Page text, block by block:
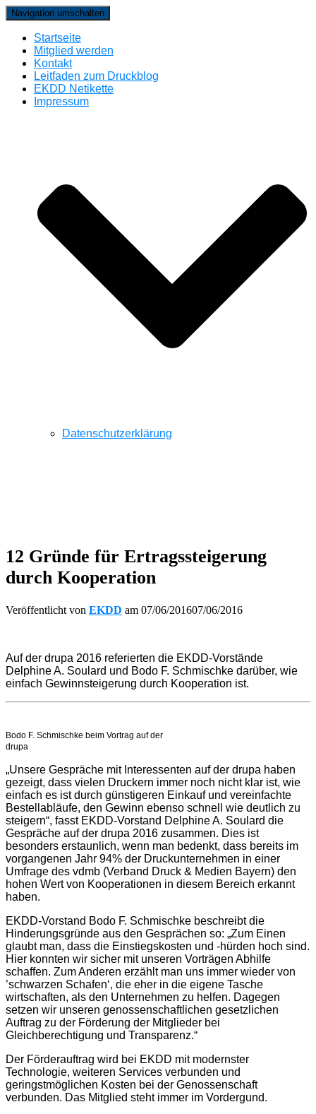
Navigation umschalten
Startseite
Mitglied werden
Kontakt
Leitfaden zum Druckblog
EKDD Netikette
Impressum
Datenschutzerklärung
12 Gründe für Ertragssteigerung
durch Kooperation
Veröffentlicht von EKDD am 07/06/201607/06/2016
Auf der drupa 2016 referierten die EKDD-Vorstände
Delphine A. Soulard und Bodo F. Schmischke darüber, wie
einfach Gewinnsteigerung durch Kooperation ist.
Bodo F. Schmischke beim Vortrag auf der
drupa
„Unsere Gespräche mit Interessenten auf der drupa haben
gezeigt, dass vielen Druckern immer noch nicht klar ist, wie
einfach es ist durch günstigeren Einkauf und vereinfachte
Bestellabläufe, den Gewinn ebenso schnell wie deutlich zu
steigern“, fasst EKDD-Vorstand Delphine A. Soulard die
Gespräche auf der drupa 2016 zusammen. Dies ist
besonders erstaunlich, wenn man bedenkt, dass bereits im
vorgangenen Jahr 94% der Druckunternehmen in einer
Umfrage des vdmb (Verband Druck & Medien Bayern) den
hohen Wert von Kooperationen in diesem Bereich erkannt
haben.
EKDD-Vorstand Bodo F. Schmischke beschreibt die
Hinderungsgründe aus den Gesprächen so: „Zum Einen
glaubt man, dass die Einstiegskosten und -hürden hoch sind.
Hier konnten wir sicher mit unseren Vorträgen Abhilfe
schaffen. Zum Anderen erzählt man uns immer wieder von
’schwarzen Schafen‘, die eher in die eigene Tasche
wirtschaften, als den Unternehmen zu helfen. Dagegen
setzen wir unseren genossenschaftlichen gesetzlichen
Auftrag zu der Förderung der Mitglieder bei
Gleichberechtigung und Transparenz.“
Der Förderauftrag wird bei EKDD mit modernster
Technologie, weiteren Services verbunden und
geringstmöglichen Kosten bei der Genossenschaft
verbunden. Das Mitglied steht immer im Vordergund.